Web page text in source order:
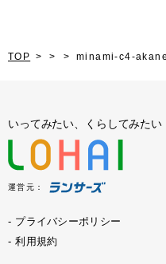
TOP minami-c4-
いってみたい、くらしてみたい
運営元：
プライバシーポリシー
利用規約